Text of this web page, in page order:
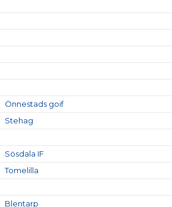
Önnestads goif
Stehag
Sösdala IF
Tomelilla
Blentarp